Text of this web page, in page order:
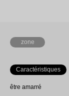
zone
Caractéristiques
être amarré